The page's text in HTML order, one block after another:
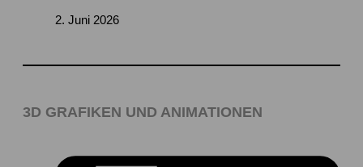
2. Juni 2026
3D GRAFIKEN UND ANIMATIONEN